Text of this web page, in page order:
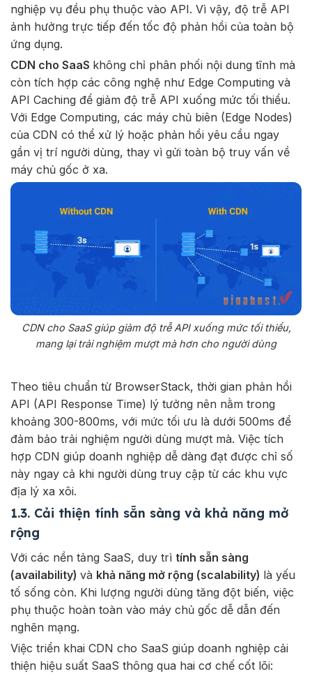
nghiệp vụ đều phụ thuộc vào API. Vì vậy, độ trễ API
ảnh hưởng trực tiếp đến tốc độ phản hồi của toàn bộ
ứng dụng.
CDN cho SaaS không chỉ phân phối nội dung tĩnh mà
còn tích hợp các công nghệ như Edge Computing và
API Caching để giảm độ trễ API xuống mức tối thiểu.
Với Edge Computing, các máy chủ biên (Edge Nodes)
của CDN có thể xử lý hoặc phản hồi yêu cầu ngay
gần vị trí người dùng, thay vì gửi toàn bộ truy vấn về
máy chủ gốc ở xa.
CDN cho SaaS giúp giảm độ trễ API xuống mức tối thiểu,
mang lại trải nghiệm mượt mà hơn cho người dùng
Theo tiêu chuẩn từ BrowserStack, thời gian phản hồi
API (API Response Time) lý tưởng nên nằm trong
khoảng 300-800ms, với mức tối ưu là dưới 500ms để
đảm bảo trải nghiệm người dùng mượt mà. Việc tích
hợp CDN giúp doanh nghiệp dễ dàng đạt được chỉ số
này ngay cả khi người dùng truy cập từ các khu vực
địa lý xa xôi.
1.3. Cải thiện tính sẵn sàng và khả năng mở
rộng
Với các nền tảng SaaS, duy trì tính sẵn sàng
(availability) và khả năng mở rộng (scalability) là yếu
tố sống còn. Khi lượng người dùng tăng đột biến, việc
phụ thuộc hoàn toàn vào máy chủ gốc dễ dẫn đến
nghẽn mạng.
Việc triển khai CDN cho SaaS giúp doanh nghiệp cải
thiện hiệu suất SaaS thông qua hai cơ chế cốt lõi: